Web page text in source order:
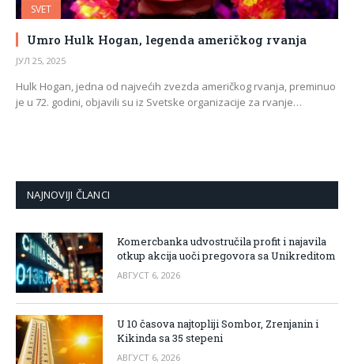
SVET
Umro Hulk Hogan, legenda američkog rvanja
ЈУЛ 25, 2025
Hulk Hogan, jedna od najvećih zvezda američkog rvanja, preminuo
je u 72. godini, objavili su iz Svetske organizacije za rvanje…
NAJNOVIJI ČLANCI
Komercbanka udvostručila profit i najavila
otkup akcija uoči pregovora sa Unikreditom
АВГУСТ 6, 2026
U 10 časova najtopliji Sombor, Zrenjanin i
Kikinda sa 35 stepeni
АВГУСТ 6, 2026